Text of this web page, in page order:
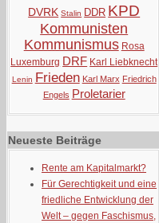
DVRK Stalin DDR KPD
Kommunisten
Kommunismus Rosa
Luxemburg DRF Karl Liebknecht
Lenin Frieden Karl Marx Friedrich
Engels Proletarier
Neueste Beiträge
Rente am Kapitalmarkt?
Für Gerechtigkeit und eine
friedliche Entwicklung der
Welt – gegen Faschismus,